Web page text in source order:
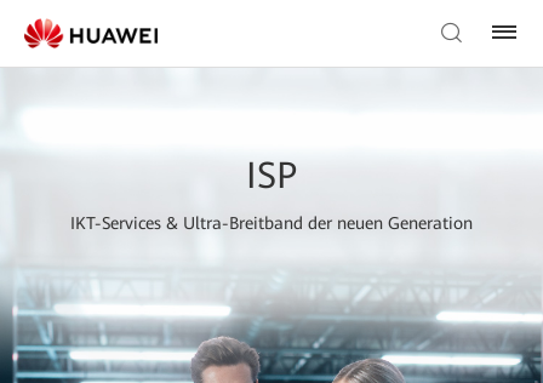
ISP
IKT-Services & Ultra-Breitband der neuen Generation